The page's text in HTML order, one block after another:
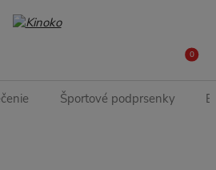
0
Športové podprsenky